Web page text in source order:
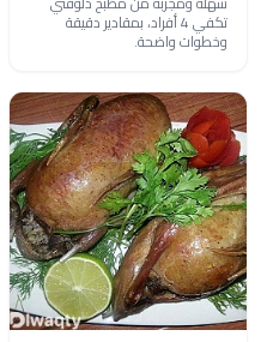
تكفي 4 أفراد، بمقادير دقيقة
وخطوات واضحة.